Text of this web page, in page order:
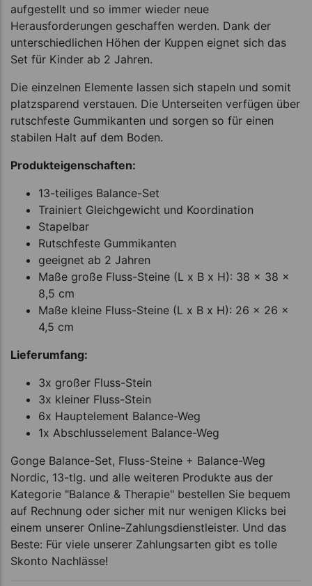
aufgestellt und so immer wieder neue
Herausforderungen geschaffen werden. Dank der
unterschiedlichen Höhen der Kuppen eignet sich das
Set für Kinder ab 2 Jahren.
Die einzelnen Elemente lassen sich stapeln und somit
platzsparend verstauen. Die Unterseiten verfügen über
rutschfeste Gummikanten und sorgen so für einen
stabilen Halt auf dem Boden.
Produkteigenschaften:
13-teiliges Balance-Set
Trainiert Gleichgewicht und Koordination
Stapelbar
Rutschfeste Gummikanten
geeignet ab 2 Jahren
Maße große Fluss-Steine (L x B x H): 38 x 38 x
8,5 cm
Maße kleine Fluss-Steine (L x B x H): 26 x 26 x
4,5 cm
Lieferumfang:
3x großer Fluss-Stein
3x kleiner Fluss-Stein
6x Hauptelement Balance-Weg
1x Abschlusselement Balance-Weg
Gonge Balance-Set, Fluss-Steine + Balance-Weg
Nordic, 13-tlg. und alle weiteren Produkte aus der
Kategorie "Balance & Therapie" bestellen Sie bequem
auf Rechnung oder sicher mit nur wenigen Klicks bei
einem unserer Online-Zahlungsdienstleister. Und das
Beste: Für viele unserer Zahlungsarten gibt es tolle
Skonto Nachlässe!